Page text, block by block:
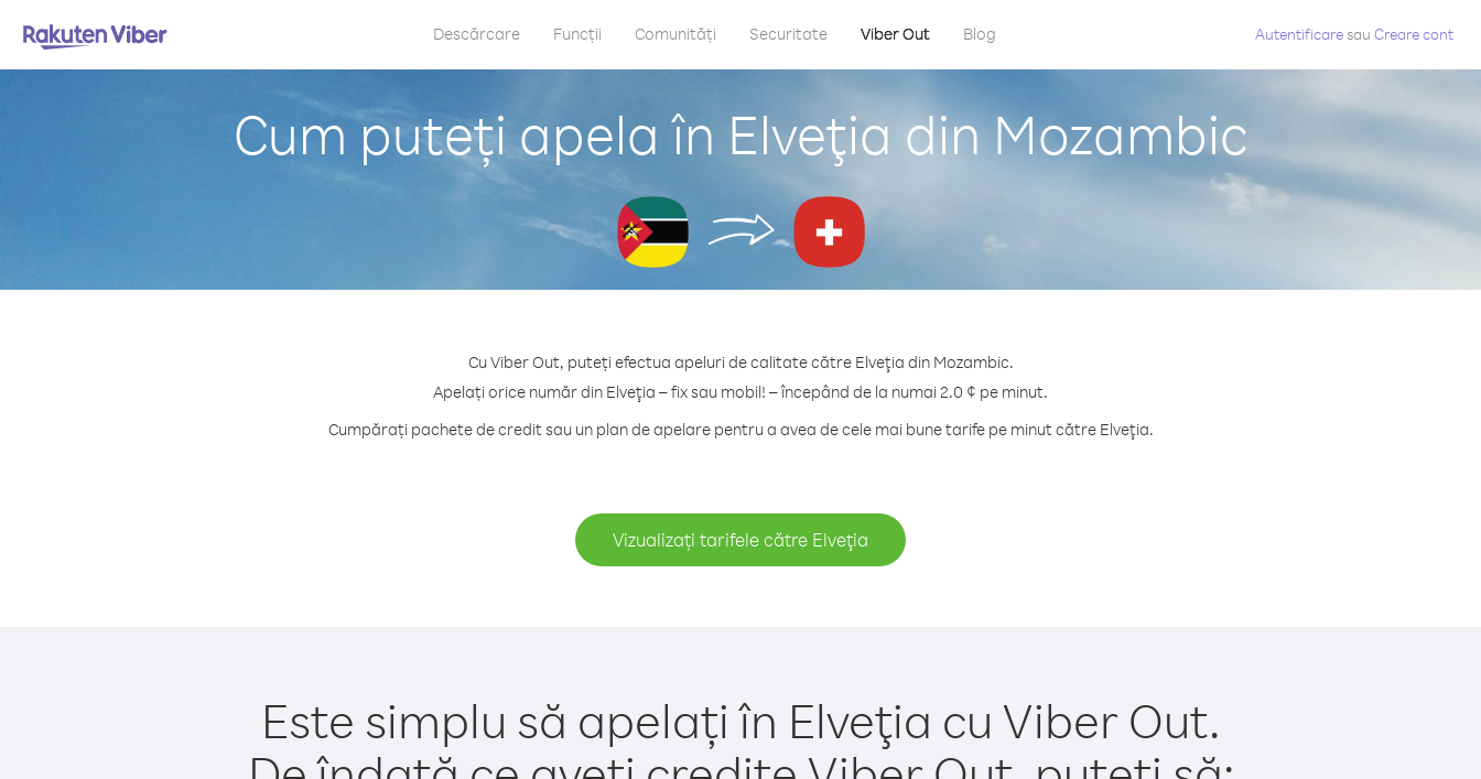
Descărcare Funcții Comunități Securitate Viber Out Blog Autentificaresau Creare cont
Cum puteți apela în Elveţia din Mozambic
Cu Viber Out, puteți efectua apeluri de calitate către Elveţia din Mozambic.
Apelați orice număr din Elveţia – fix sau mobil! – începând de la numai 2.0 ¢ pe minut.
Cumpărați pachete de credit sau un plan de apelare pentru a avea de cele mai bune tarife pe minut către Elveţia.
Vizualizați tarifele către Elveţia
Este simplu să apelați în Elveţia cu Viber Out.